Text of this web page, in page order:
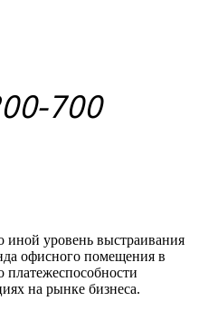
700
уровень выстраивания
офисного помещения в
платежеспособности
на рынке бизнеса.